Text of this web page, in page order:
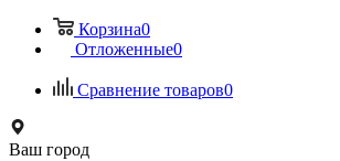
Корзина0
Отложенные0
Сравнение товаров0
Ваш город